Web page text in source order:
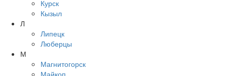
Курск
Кызыл
Л
Липецк
Люберцы
М
Магнитогорск